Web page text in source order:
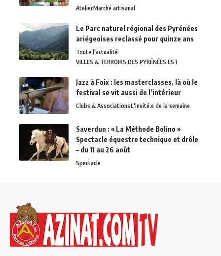
AtelierMarché artisanal
Le Parc naturel régional des Pyrénées
ariégeoises reclassé pour quinze ans
Toute l'actualité
VILLES & TERROIRS DES PYRÉNÉES EST
Jazz à Foix : les masterclasses, là où le
festival se vit aussi de l’intérieur
Clubs & AssociationsL'invité.e de la semaine
Saverdun : « La Méthode Bolino »
Spectacle équestre technique et drôle
– du 11 au 26 août
Spectacle